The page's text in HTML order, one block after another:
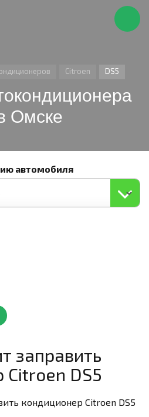
Citroen DS5
Омске
автомобиля
заправить
Citroen DS5